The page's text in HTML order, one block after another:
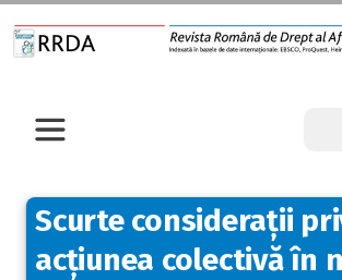
Scurte considerații
acțiunea colectivă în